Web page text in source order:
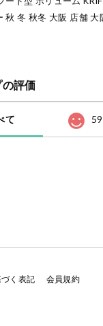
秋 冬 秋冬 大阪 店舗 大
評価
て 59
く表記 会員規約